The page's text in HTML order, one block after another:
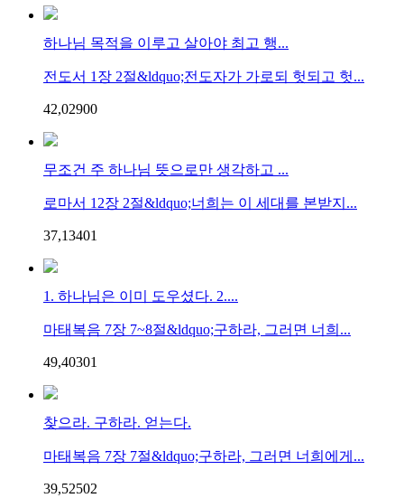
하나님 목적을 이루고 살아야 최고 행...
전도서 1장 2절&ldquo;전도자가 가로되 헛되고 헛...
42,02900
무조건 주 하나님 뜻으로만 생각하고 ...
로마서 12장 2절&ldquo;너희는 이 세대를 본받지...
37,13401
1. 하나님은 이미 도우셨다. 2....
마태복음 7장 7~8절&ldquo;구하라, 그러면 너희...
49,40301
찾으라. 구하라. 얻는다.
마태복음 7장 7절&ldquo;구하라, 그러면 너희에게...
39,52502